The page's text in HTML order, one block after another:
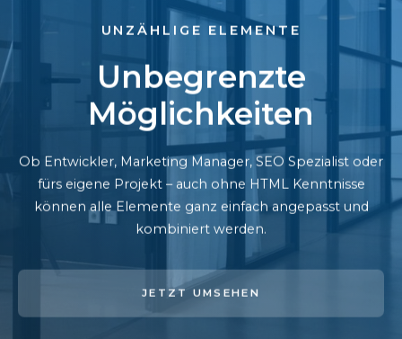
UNZÄHLIGE ELEMENTE
Unbegrenzte
Möglichkeiten
Ob Entwickler, Marketing Manager, SEO Spezialist oder
fürs eigene Projekt – auch ohne HTML Kenntnisse
können alle Elemente ganz einfach angepasst und
kombiniert werden.
JETZT UMSEHEN